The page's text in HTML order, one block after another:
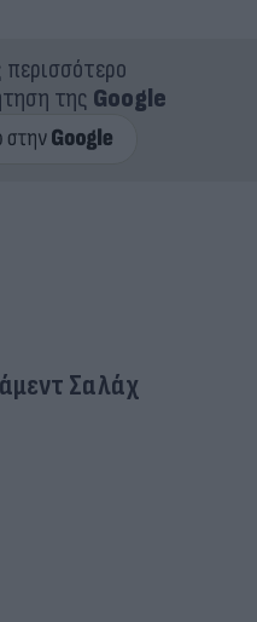
περισσότερο
της Google
Σαλάχ